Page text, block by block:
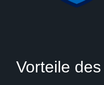
Vorteile